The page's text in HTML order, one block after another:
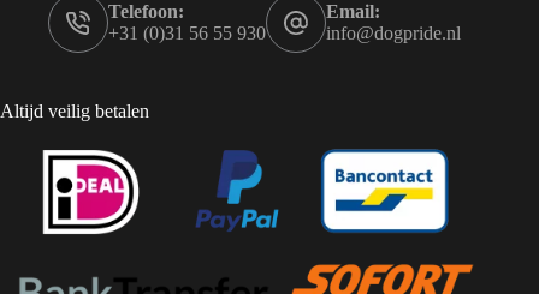
Telefoon:
+31 (0)31 56 55 930
Email:
info@dogpride.nl
Altijd veilig betalen